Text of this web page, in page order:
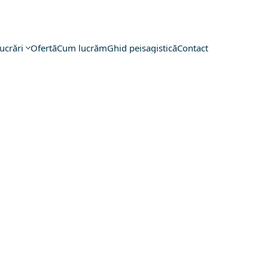
OfertăCum lucrămGhid peisagisticăContact